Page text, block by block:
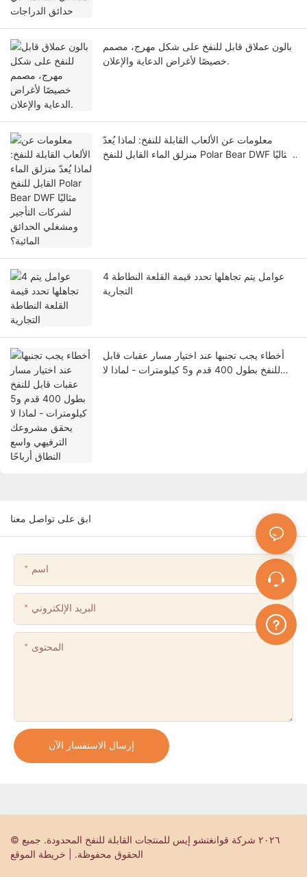
بالون عملاق قابل للنفخ على شكل مهرج، مصمم
خصيصًا لأغراض الدعاية والإعلان.
معلومات عن الألعاب القابلة للنفخ: لماذا يُعدّ
منزلق الماء القابل للنفخ Polar Bear DWF مثاليًا
4 عوامل يتم تجاهلها تحدد قيمة القلعة النطاطة
التجارية
أخطاء يجب تجنبها عند اختيار مسار عقبات قابل
للنفخ بطول 400 قدم و5 كيلومترات - لماذا لا
ابق على تواصل معنا
اسم
البريد الإلكتروني
المحتوى
إرسال الاستفسار الآن
© ٢٠٢٦ شركة قوانغتشو إيس للمنتجات القابلة للنفخ المحدودة. جميع
الحقوق محفوظة. | خريطة الموقع